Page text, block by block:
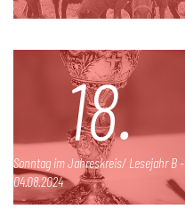
18.
Sonntag im Jahreskreis/ Lesejahr B -
04.08.2024